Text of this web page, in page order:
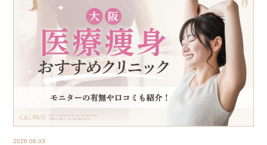
2026.08.03